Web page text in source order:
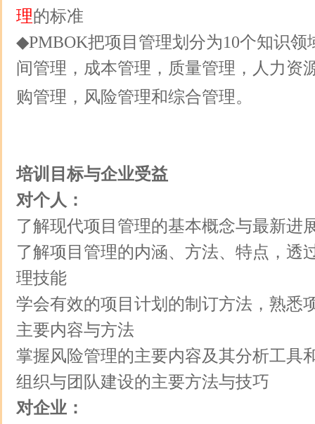
理的标准
◆PMBOK把项目管理划分为10个知识领
间管理，成本管理，质量管理，人力资
购管理，风险管理和综合管理。
培训目标与企业受益
对个人：
了解现代项目管理的基本概念与最新进
了解项目管理的内涵、方法、特点，透
理技能
学会有效的项目计划的制订方法，熟悉
主要内容与方法
掌握风险管理的主要内容及其分析工具
组织与团队建设的主要方法与技巧
对企业：